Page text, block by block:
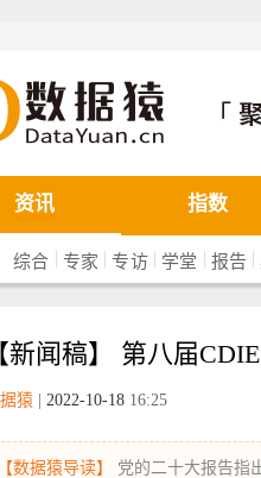
猿
资讯 指数
综合 | 专家 |专访| 学堂 | 报告 |
新闻稿】 第八届
猿 2022-10-18 16:25
【数据猿导读】
党的二十大报告指